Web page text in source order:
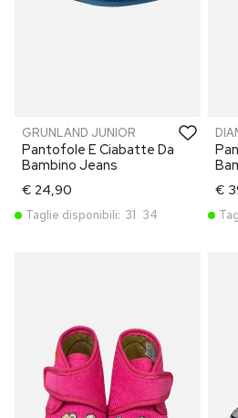
GRUNLAND JUNIOR
Pantofole E Ciabatte Da
Bambino Jeans
€ 24,90
Taglie disponibili: 31 34
€